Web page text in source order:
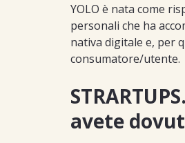
YOLO è nata come
personali che ha
nativa digitale e, per
consumatore/utente.
avete